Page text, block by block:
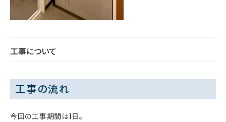
工事について
工事の流れ
今回の工事期間は1日。